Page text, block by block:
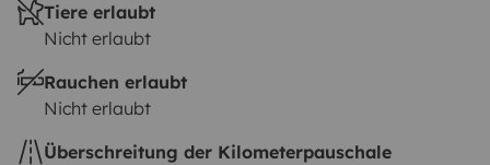
Tiere erlaubt
Nicht erlaubt
Rauchen erlaubt
Nicht erlaubt
Überschreitung der Kilometerpauschale